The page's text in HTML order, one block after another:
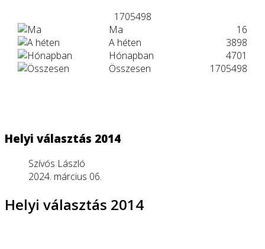
1705498
Ma
16
A héten
3898
Hónapban
4701
Összesen
1705498
Helyi választás 2014
Szívós László
2024. március 06.
Helyi választás 2014